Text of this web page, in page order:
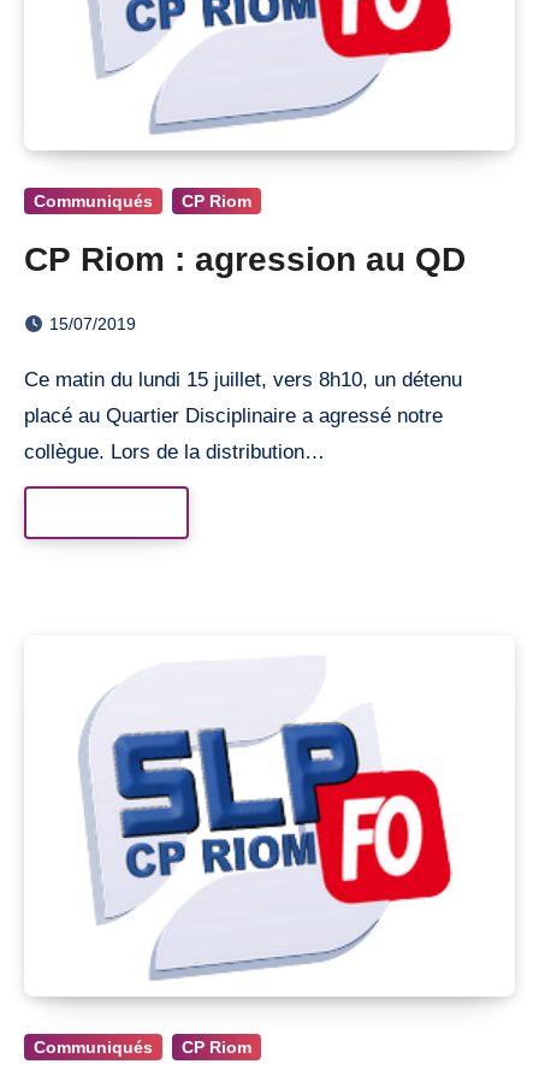
Communiqués CP Riom
CP Riom : agression au QD
15/07/2019
Ce matin du lundi 15 juillet, vers 8h10, un détenu
placé au Quartier Disciplinaire a agressé notre
collègue. Lors de la distribution…
Communiqués CP Riom